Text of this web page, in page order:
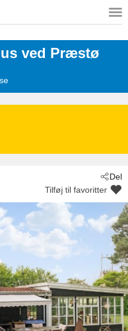
ved Præstø
Del
Tilføj til favoritter